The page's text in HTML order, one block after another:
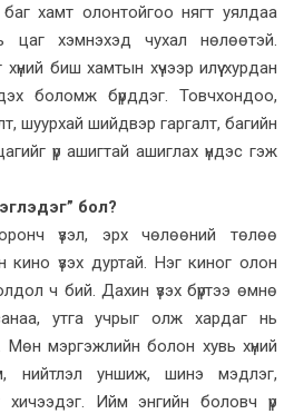
хамт олонтойгоо нягт уялдаа
цаг хэмнэхэд чухал нөлөөтэй.
биш хамтын хүчээр илүү хурдан
боломж бүрддэг. Товчхондоо,
шуурхай шийдвэр гаргалт, багийн
үр ашигтай ашиглах үндэс гэж
бол?
үзэл, эрх чөлөөний төлөө
кино үзэх дуртай. Нэг киног олон
ч бий. Дахин үзэх бүртээ өмнө
утга учрыг олж хардаг нь
Мөн мэргэжлийн болон хувь хүний
нийтлэл уншиж, шинэ мэдлэг,
хичээдэг. Ийм энгийн боловч үр